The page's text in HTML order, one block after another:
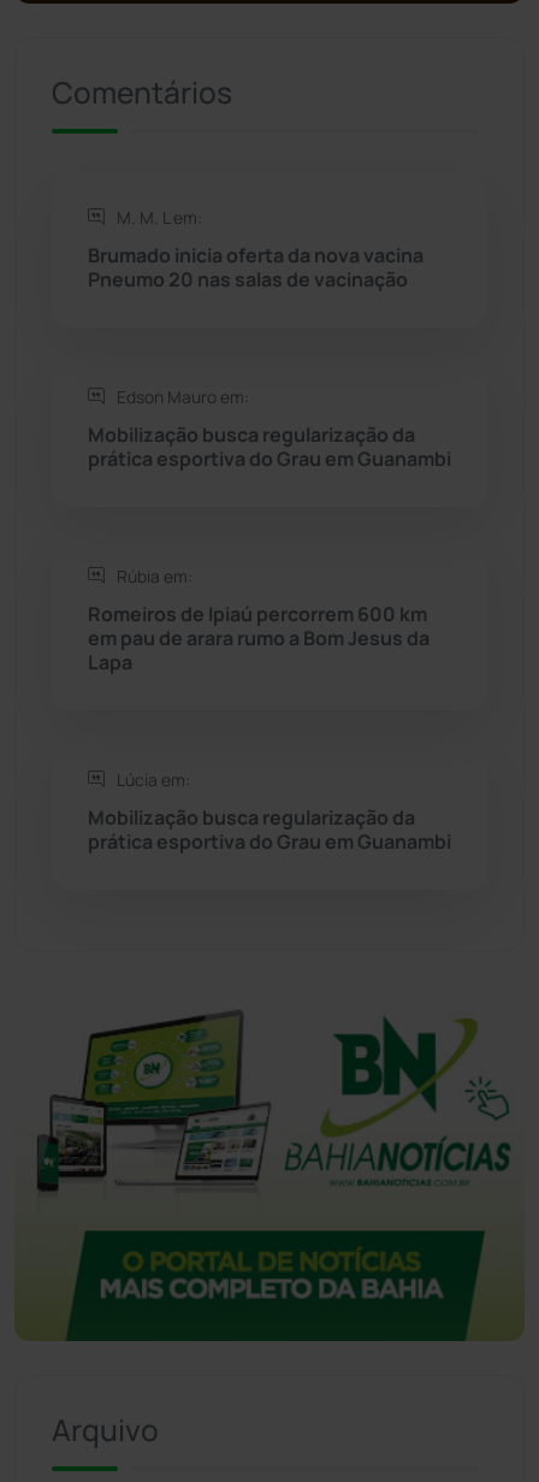
Rio do Antônio
Seabra (50)
Sítio do Mato
Sudoeste Baiano (1530)
Tanque Novo
Tecnologia (12)
Comentários
M. M. L em:
Brumado inicia oferta da nova vacina
Pneumo 20 nas salas de vacinação
Edson Mauro em:
Mobilização busca regularização da
prática esportiva do Grau em Guanambi
Rúbia em:
Romeiros de Ipiaú percorrem 600 km
em pau de arara rumo a Bom Jesus da
Lapa
Lúcia em:
Mobilização busca regularização da
prática esportiva do Grau em Guanambi
Arquivo